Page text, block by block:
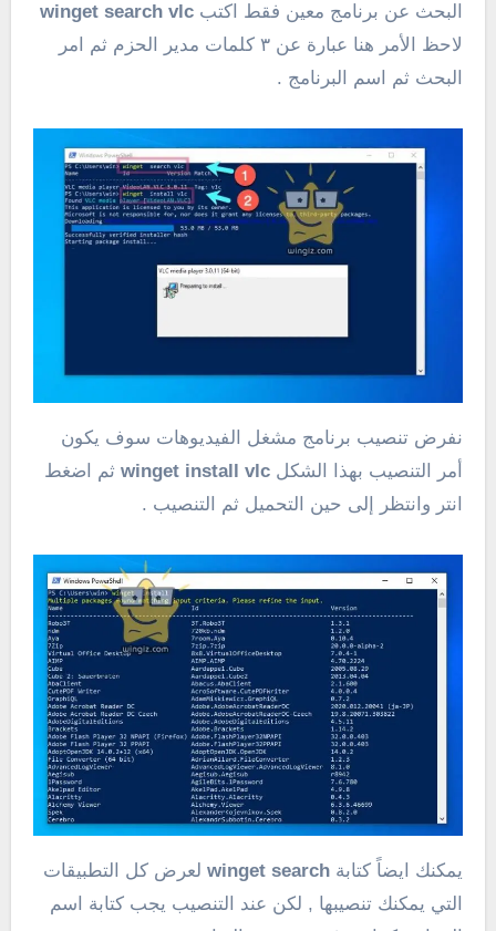
البحث عن برنامج معين فقط اكتب winget search vlc
لاحظ الأمر هنا عبارة عن ٣ كلمات مدير الحزم ثم امر
البحث ثم اسم البرنامج .
نفرض تنصيب برنامج مشغل الفيديوهات سوف يكون
أمر التنصيب بهذا الشكل winget install vlcثم اضغط
انتر وانتظر إلى حين التحميل ثم التنصيب .
يمكنك ايضاً كتابة winget searchلعرض كل التطبيقات
التي يمكنك تنصيبها , لكن عند التنصيب يجب كتابة اسم